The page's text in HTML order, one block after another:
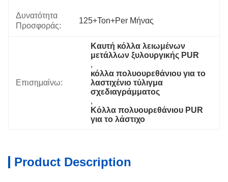
Δυνατότητα
Προσφοράς:
125+Ton+per Μήνας
Επισημαίνω:
Καυτή κόλλα λειωμένων
μετάλλων ξυλουργικής PUR
,
κόλλα πολυουρεθάνιου για το
λαστιχένιο τύλιγμα
σχεδιαγράμματος
,
Κόλλα πολυουρεθάνιου PUR
για το λάστιχο
Product Description